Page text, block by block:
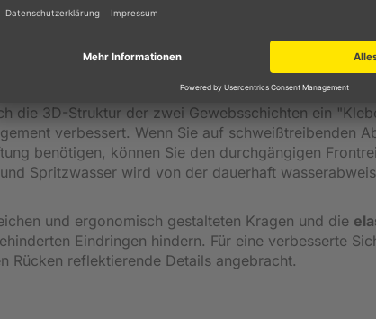
Fahrrad Windjacke von Gore
ist ideal für den Windschutz auf dem Rad im
was ein Auskühlen während der Fahrt
Sie stets ein angenehmes Trageklima. Dies
die 3D-Struktur der zwei Gewebsschichten ein
verbessert. Wenn Sie auf schweißtreibenden
benötigen, können Sie den durchgängigen
Spritzwasser wird von der dauerhaft
und ergonomisch gestalteten Kragen und die
Eindringen hindern. Für eine verbesserte
Rücken reflektierende Details angebracht.